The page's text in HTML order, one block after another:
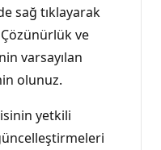
sağ tıklayarak
ve
varsayılan
olunuz.
yetkili